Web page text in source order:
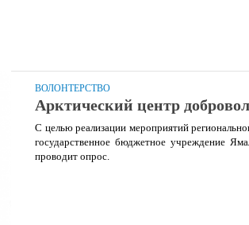
ВОЛОНТЕРСТВО
Арктический центр
С целью реализации мероприятий
государственное бюджетное учреждение
проводит опрос.